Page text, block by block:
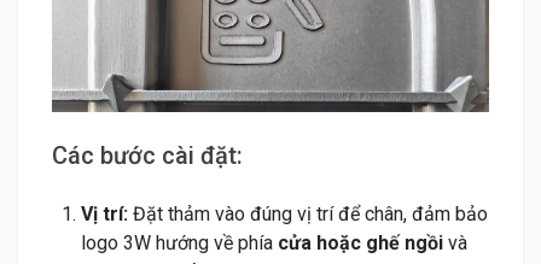
Các bước cài đặt:
Vị trí: Đặt thảm vào đúng vị trí để chân, đảm bảo
logo 3W hướng về phía cửa hoặc ghế ngồi và